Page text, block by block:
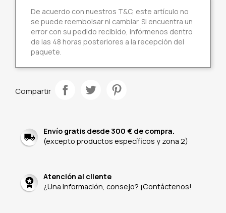
De acuerdo con nuestros T&C, este artículo no
se puede reembolsar ni cambiar. Si encuentra un
error con su pedido recibido, infórmenos dentro
de las 48 horas posteriores a la recepción del
paquete.
Compartir
Envío gratis desde 300 € de compra.
(excepto productos específicos y zona 2)
Atención al cliente
¿Una información, consejo? ¡Contáctenos!